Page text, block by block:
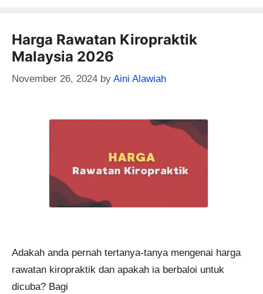
Harga Rawatan Kiropraktik
Malaysia 2026
November 26, 2024 by Aini Alawiah
Adakah anda pernah tertanya-tanya mengenai harga
rawatan kiropraktik dan apakah ia berbaloi untuk
dicuba? Bagi